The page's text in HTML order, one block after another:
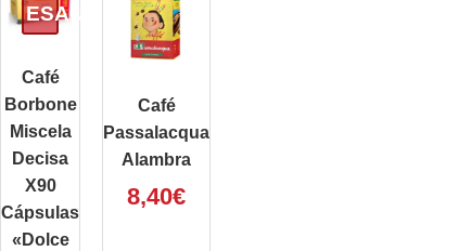
ESAURITO
Café
Borbone
Miscela
Decisa
X90
Cápsulas
«Dolce
Café
Passalacqua
Alambra
8,40€